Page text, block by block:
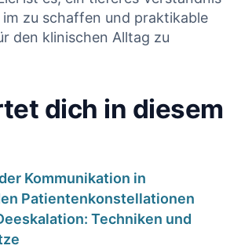
erstellt – warum
die PKV trotzdem
zu schaffen⁣ und praktikable
den klinischen Alltag ​zu
dich in diesem
‍Kommunikation⁢ in
​Patientenkonstellationen
⁢Techniken und